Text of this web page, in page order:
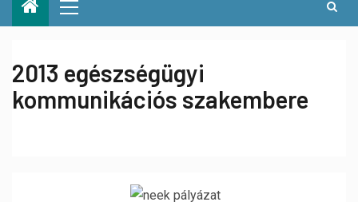
2013 egészségügyi
kommunikációs szakembere